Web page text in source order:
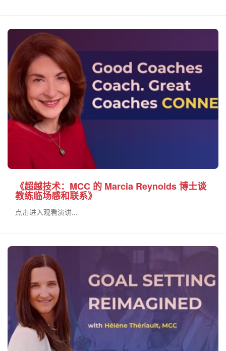
《超越技术：MCC 的 Marcia Reynolds 博士谈
教练临场感和联系》
点击进入观看演讲...